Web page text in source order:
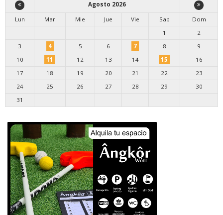
Agosto 2026
Lun
Mar Mie Jue Vie Sab
Dom
1
2
3
4 5 6 7 8
9
10
11 12 13 14 15
16
17
18 19 20 21 22
23
24
25 26 27 28 29
30
31